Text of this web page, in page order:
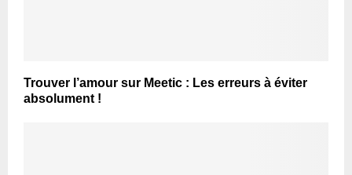
Trouver l’amour sur Meetic : Les erreurs à éviter
absolument !